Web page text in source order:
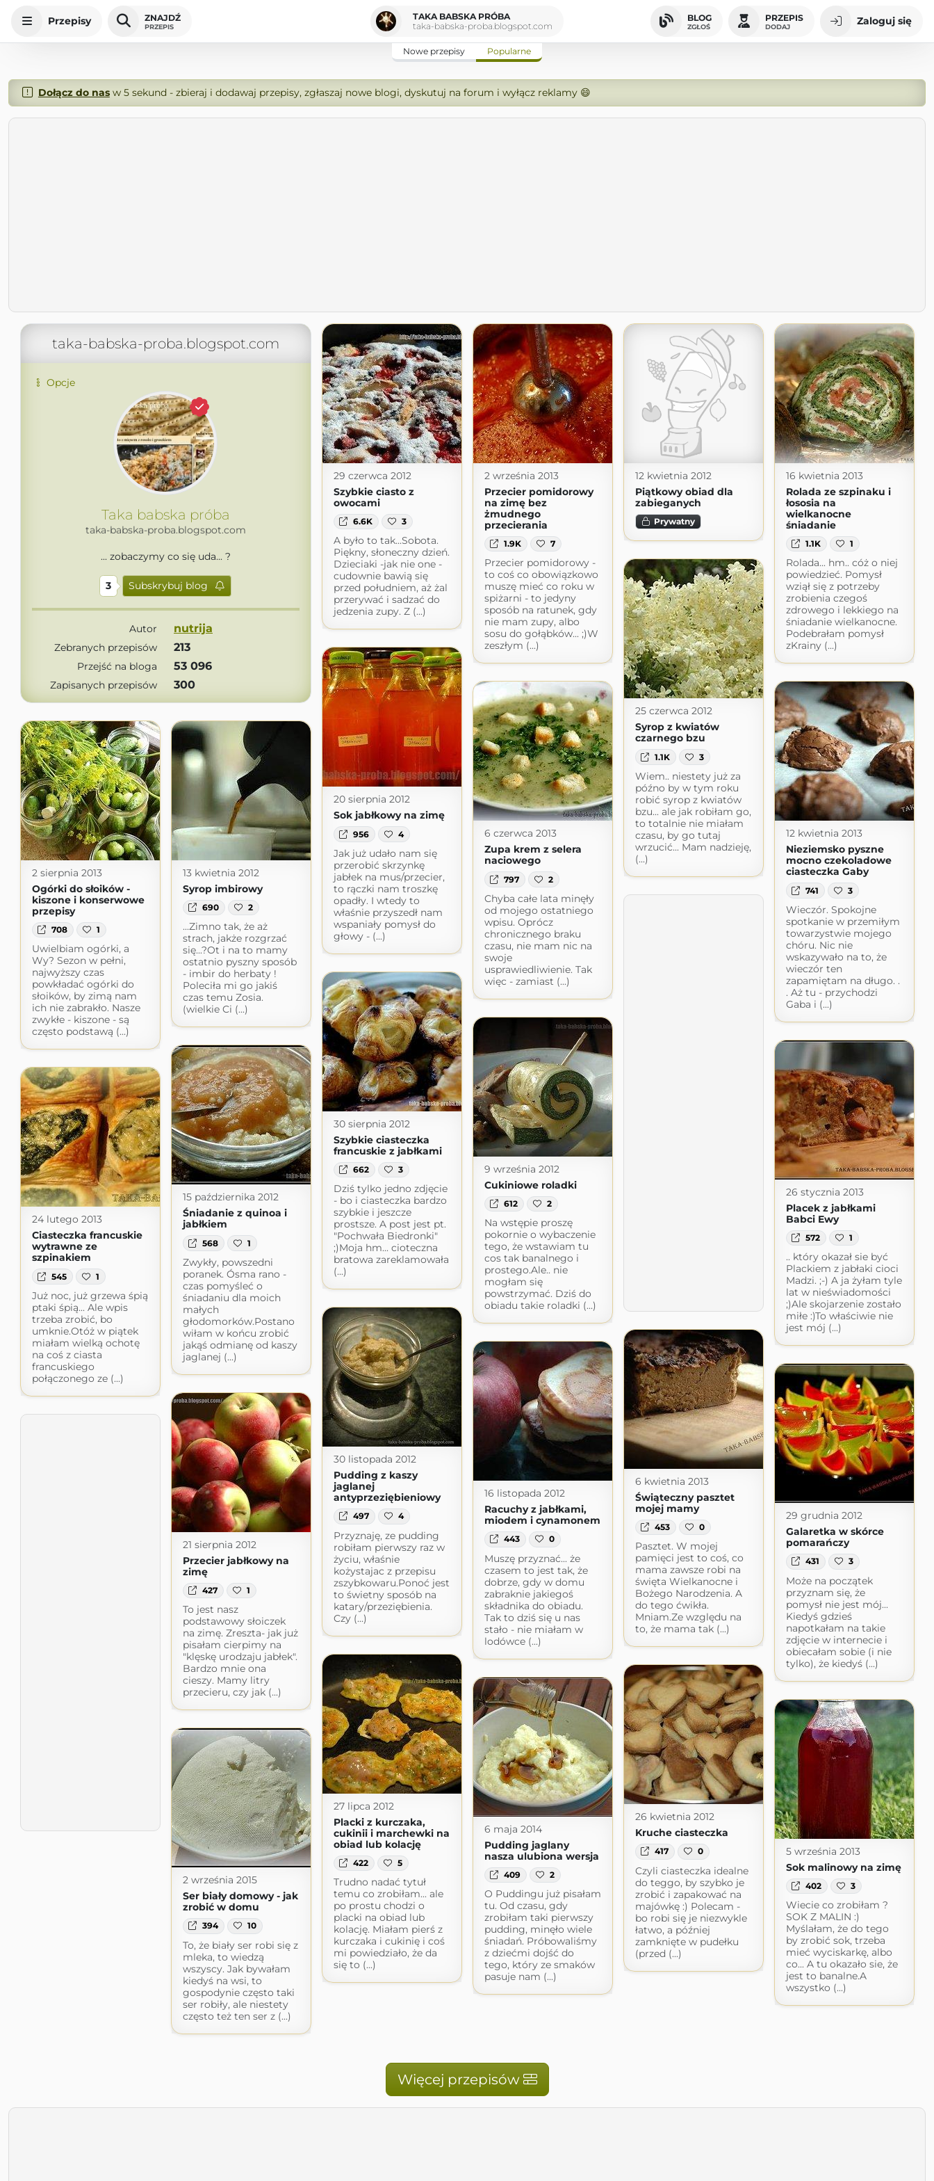
Przepisy ZNAJDŹ
PRZEPIS
TAKA BABSKA PRÓBA
taka-babska-proba.blogspot.com
BLOG
ZGŁOŚ
PRZEPIS
DODAJ Zaloguj się
Nowe przepisy Popularne
Dołącz do nasw 5 sekund - zbieraj i dodawaj przepisy, zgłaszaj nowe blogi, dyskutuj na forum i wyłącz reklamy 😄
taka-babska-proba.blogspot.com
Opcje
Taka babska próba
taka-babska-proba.blogspot.com
... zobaczymy co się uda... ?
3 Subskrybuj blog
Autor nutrija
Zebranych przepisów 213
Przejść na bloga 53 096
Zapisanych przepisów 300
29 czerwca 2012
Szybkie ciasto z
owocami
6.6K 3
A było to tak...Sobota.
Piękny, słoneczny dzień.
Dzieciaki -jak nie one -
cudownie bawią się
przed południem, aż żal
przerywać i sadzać do
jedzenia zupy. Z (...)
2 września 2013
Przecier pomidorowy
na zimę bez
żmudnego
przecierania
1.9K 7
Przecier pomidorowy -
to coś co obowiązkowo
muszę mieć co roku w
spiżarni - to jedyny
sposób na ratunek, gdy
nie mam zupy, albo
sosu do gołąbków... ;)W
zeszłym (...)
12 kwietnia 2012
Piątkowy obiad dla
zabieganych
Prywatny
16 kwietnia 2013
Rolada ze szpinaku i
łososia na
wielkanocne
śniadanie
1.1K 1
Rolada... hm.. cóż o niej
powiedzieć. Pomysł
wziął się z potrzeby
zrobienia czegoś
zdrowego i lekkiego na
śniadanie wielkanocne.
Podebrałam pomysł
zKrainy (...)
25 czerwca 2012
Syrop z kwiatów
czarnego bzu
1.1K 3
Wiem.. niestety już za
późno by w tym roku
robić syrop z kwiatów
bzu... ale jak robiłam go,
to totalnie nie miałam
czasu, by go tutaj
wrzucić... Mam nadzieję,
(...)
20 sierpnia 2012
Sok jabłkowy na zimę
956 4
Jak już udało nam się
przerobić skrzynkę
jabłek na mus/przecier,
to rączki nam troszkę
opadły. I wtedy to
właśnie przyszedł nam
wspaniały pomysł do
głowy - (...)
6 czerwca 2013
Zupa krem z selera
naciowego
797 2
Chyba całe lata minęły
od mojego ostatniego
wpisu. Oprócz
chronicznego braku
czasu, nie mam nic na
swoje
usprawiedliwienie. Tak
więc - zamiast (...)
12 kwietnia 2013
Nieziemsko pyszne
mocno czekoladowe
ciasteczka Gaby
741 3
Wieczór. Spokojne
spotkanie w przemiłym
towarzystwie mojego
chóru. Nic nie
wskazywało na to, że
wieczór ten
zapamiętam na długo. .
. Aż tu - przychodzi
Gaba i (...)
2 sierpnia 2013
Ogórki do słoików -
kiszone i konserwowe
przepisy
708 1
Uwielbiam ogórki, a
Wy? Sezon w pełni,
najwyższy czas
powkładać ogórki do
słoików, by zimą nam
ich nie zabrakło. Nasze
zwykłe - kiszone - są
często podstawą (...)
13 kwietnia 2012
Syrop imbirowy
690 2
...Zimno tak, że aż
strach, jakże rozgrzać
się...?Ot i na to mamy
ostatnio pyszny sposób
- imbir do herbaty !
Poleciła mi go jakiś
czas temu Zosia.
(wielkie Ci (...)
30 sierpnia 2012
Szybkie ciasteczka
francuskie z jabłkami
662 3
Dziś tylko jedno zdjęcie
- bo i ciasteczka bardzo
szybkie i jeszcze
prostsze. A post jest pt.
"Pochwała Biedronki"
;)Moja hm... cioteczna
bratowa zareklamowała
(...)
9 września 2012
Cukiniowe roladki
612 2
Na wstępie proszę
pokornie o wybaczenie
tego, że wstawiam tu
cos tak banalnego i
prostego.Ale.. nie
mogłam się
powstrzymać. Dziś do
obiadu takie roladki (...)
26 stycznia 2013
Placek z jabłkami
Babci Ewy
572 1
.. który okazał sie być
Plackiem z jabłaki cioci
Madzi. ;-) A ja żyłam tyle
lat w nieświadomości
;)Ale skojarzenie zostało
miłe :)To właściwie nie
jest mój (...)
15 października 2012
Śniadanie z quinoa i
jabłkiem
568 1
Zwykły, powszedni
poranek. Ósma rano -
czas pomyśleć o
śniadaniu dla moich
małych
głodomorków.Postano
wiłam w końcu zrobić
jakąś odmianę od kaszy
jaglanej (...)
24 lutego 2013
Ciasteczka francuskie
wytrawne ze
szpinakiem
545 1
Już noc, już grzewa śpią
ptaki śpią... Ale wpis
trzeba zrobić, bo
umknie.Otóż w piątek
miałam wielką ochotę
na coś z ciasta
francuskiego
połączonego ze (...)
30 listopada 2012
Pudding z kaszy
jaglanej
antyprzeziębieniowy
497 4
Przyznaję, ze pudding
robiłam pierwszy raz w
życiu, właśnie
kożystajac z przepisu
zszybkowaru.Ponoć jest
to świetny sposób na
katary/przeziębienia.
Czy (...)
6 kwietnia 2013
Świąteczny pasztet
mojej mamy
453 0
Pasztet. W mojej
pamięci jest to coś, co
mama zawsze robi na
święta Wielkanocne i
Bożego Narodzenia. A
do tego ćwikła.
Mniam.Ze względu na
to, że mama tak (...)
16 listopada 2012
Racuchy z jabłkami,
miodem i cynamonem
443 0
Muszę przyznać... że
czasem to jest tak, że
dobrze, gdy w domu
zabraknie jakiegoś
składnika do obiadu.
Tak to dziś się u nas
stało - nie miałam w
lodówce (...)
29 grudnia 2012
Galaretka w skórce
pomarańczy
431 3
Może na początek
przyznam się, że
pomysł nie jest mój...
Kiedyś gdzieś
napotkałam na takie
zdjęcie w internecie i
obiecałam sobie (i nie
tylko), że kiedyś (...)
21 sierpnia 2012
Przecier jabłkowy na
zimę
427 1
To jest nasz
podstawowy słoiczek
na zimę. Zreszta- jak już
pisałam cierpimy na
"klęskę urodzaju jabłek".
Bardzo mnie ona
cieszy. Mamy litry
przecieru, czy jak (...)
27 lipca 2012
Placki z kurczaka,
cukinii i marchewki na
obiad lub kolację
422 5
Trudno nadać tytuł
temu co zrobiłam... ale
po prostu chodzi o
placki na obiad lub
kolację. Miałam pierś z
kurczaka i cukinię i coś
mi powiedziało, że da
się to (...)
26 kwietnia 2012
Kruche ciasteczka
417 0
Czyli ciasteczka idealne
do teggo, by szybko je
zrobić i zapakować na
majówkę :) Polecam -
bo robi się je niezwykle
łatwo, a później
zamknięte w pudełku
(przed (...)
6 maja 2014
Pudding jaglany
nasza ulubiona wersja
409 2
O Puddingu już pisałam
tu. Od czasu, gdy
zrobiłam taki pierwszy
pudding, minęło wiele
śniadań. Próbowaliśmy
z dziećmi dojść do
tego, który ze smaków
pasuje nam (...)
5 września 2013
Sok malinowy na zimę
402 3
Wiecie co zrobiłam ?
SOK Z MALIN :)
Myślałam, że do tego
by zrobić sok, trzeba
mieć wyciskarkę, albo
co... A tu okazało sie, że
jest to banalne.A
wszystko (...)
2 września 2015
Ser biały domowy - jak
zrobić w domu
394 10
To, że biały ser robi się z
mleka, to wiedzą
wszyscy. Jak bywałam
kiedyś na wsi, to
gospodynie często taki
ser robiły, ale niestety
często też ten ser z (...)
Więcej przepisów